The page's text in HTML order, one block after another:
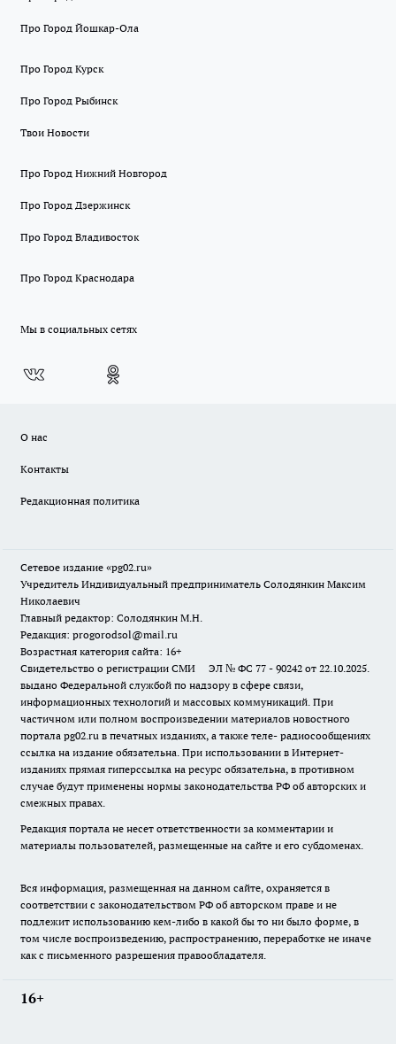
Про Город Йошкар-Ола
Про Город Курск
Про Город Рыбинск
Твои Новости
Про Город Нижний Новгород
Про Город Дзержинск
Про Город Владивосток
Про Город Краснодара
Мы в социальных сетях
О нас
Контакты
Редакционная политика
Сетевое издание «pg02.ru»
Учредитель Индивидуальный предприниматель Солодянкин Максим
Николаевич
Главный редактор: Солодянкин М.Н.
Редакция: progorodsol@mail.ru
Возрастная категория сайта: 16+
Свидетельство о регистрации СМИ ЭЛ № ФС 77 - 90242 от 22.10.2025.
выдано Федеральной службой по надзору в сфере связи,
информационных технологий и массовых коммуникаций. При
частичном или полном воспроизведении материалов новостного
портала pg02.ru в печатных изданиях, а также теле- радиосообщениях
ссылка на издание обязательна. При использовании в Интернет-
изданиях прямая гиперссылка на ресурс обязательна, в противном
случае будут применены нормы законодательства РФ об авторских и
смежных правах.
Редакция портала не несет ответственности за комментарии и
материалы пользователей, размещенные на сайте и его субдоменах.
Вся информация, размещенная на данном сайте, охраняется в
соответствии с законодательством РФ об авторском праве и не
подлежит использованию кем-либо в какой бы то ни было форме, в
том числе воспроизведению, распространению, переработке не иначе
как с письменного разрешения правообладателя.
16+